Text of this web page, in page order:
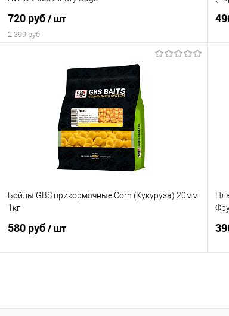
720 руб/ шт
2 399 руб
В корзину
Купить в 1 клик
Сравнение
В избранное
В наличии
Large (30x20x20cm)
Бойлы GBS прикормочные Corn (Кукуруза) 20мм
1кг
580 руб/ шт
Купить в 1 клик
Сравнение